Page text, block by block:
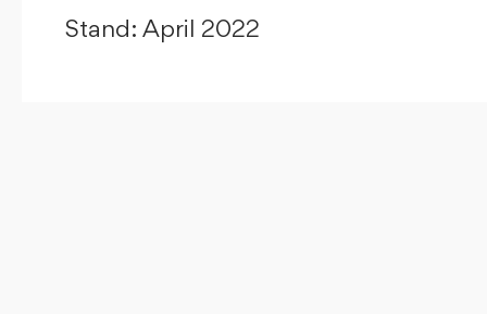
Stand: April 2022